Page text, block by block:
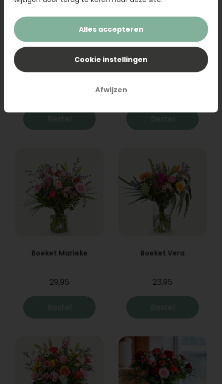
Boeket Raya
Bestel
Sanseveria
Bestel
Boeket Marieke
29,95
Bestel
Boeket Vera
23,95
Bestel
Alles accepteren
Cookie instellingen
Afwijzen